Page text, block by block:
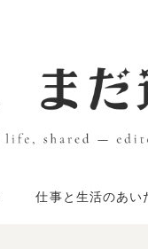
仕事と生活のあい